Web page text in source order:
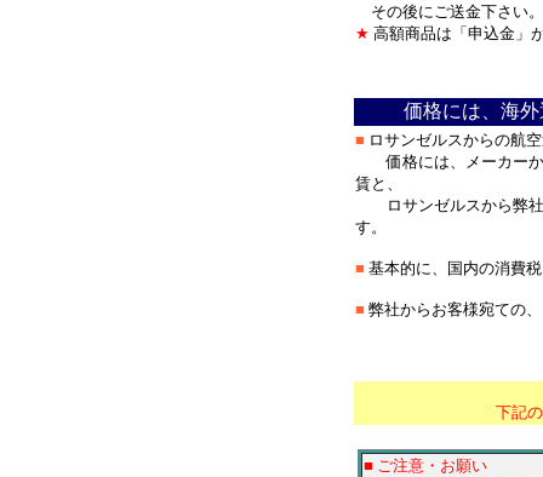
その後にご送金下さい
★ 高額商品は「申込金」
価格には、海
■ ロサンゼルスからの航
価格には、メーカーか
賃と、
ロサンゼルスから弊社
す。
■ 基本的に、国内の消費
■ 弊社からお客様宛ての
下記
■ ご注意・お願い